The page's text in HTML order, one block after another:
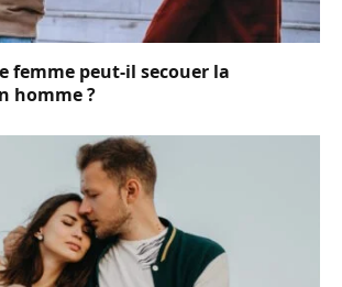
femme peut-il secouer la
homme ?